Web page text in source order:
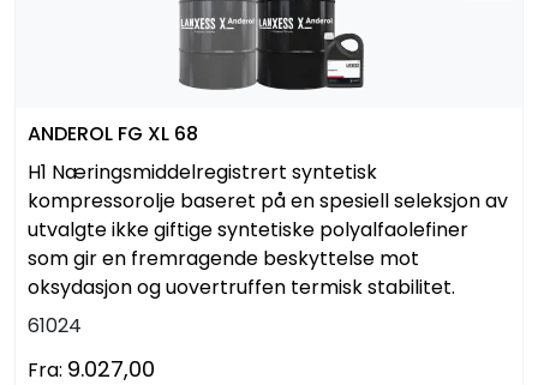
ANDEROL FG XL 68
H1 Næringsmiddelregistrert syntetisk
kompressorolje baseret på en spesiell seleksjon av
utvalgte ikke giftige syntetiske polyalfaolefiner
som gir en fremragende beskyttelse mot
oksydasjon og uovertruffen termisk stabilitet.
61024
Fra: 9.027,00